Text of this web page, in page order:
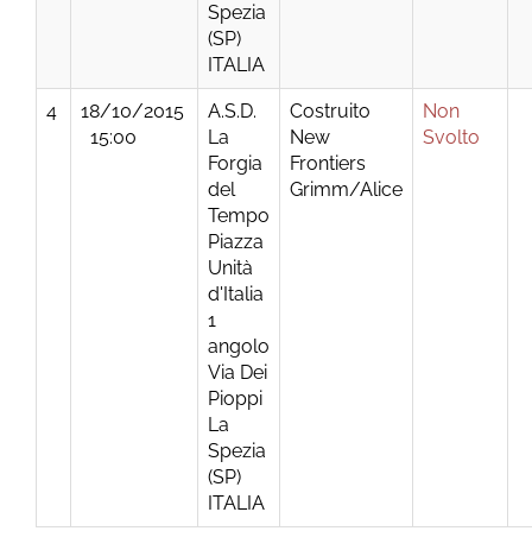
Spezia
(SP)
ITALIA
4
18/10/2015
15:00
A.S.D.
La
Forgia
del
Tempo
Piazza
Unità
d'Italia
1
angolo
Via Dei
Pioppi
La
Spezia
(SP)
ITALIA
Costruito
New
Frontiers
Grimm/Alice
Non
Svolto